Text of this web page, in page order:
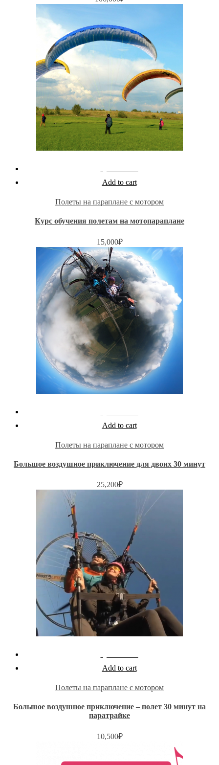
Add to cart
Полеты на параплане с мотором
Курс обучения полетам на мотопараплане
15,000₽
Add to cart
Полеты на параплане с мотором
Большое воздушное приключение для двоих 30 минут
25,200₽
Add to cart
Полеты на параплане с мотором
Большое воздушное приключение – полет 30 минут на
паратрайке
10,500₽